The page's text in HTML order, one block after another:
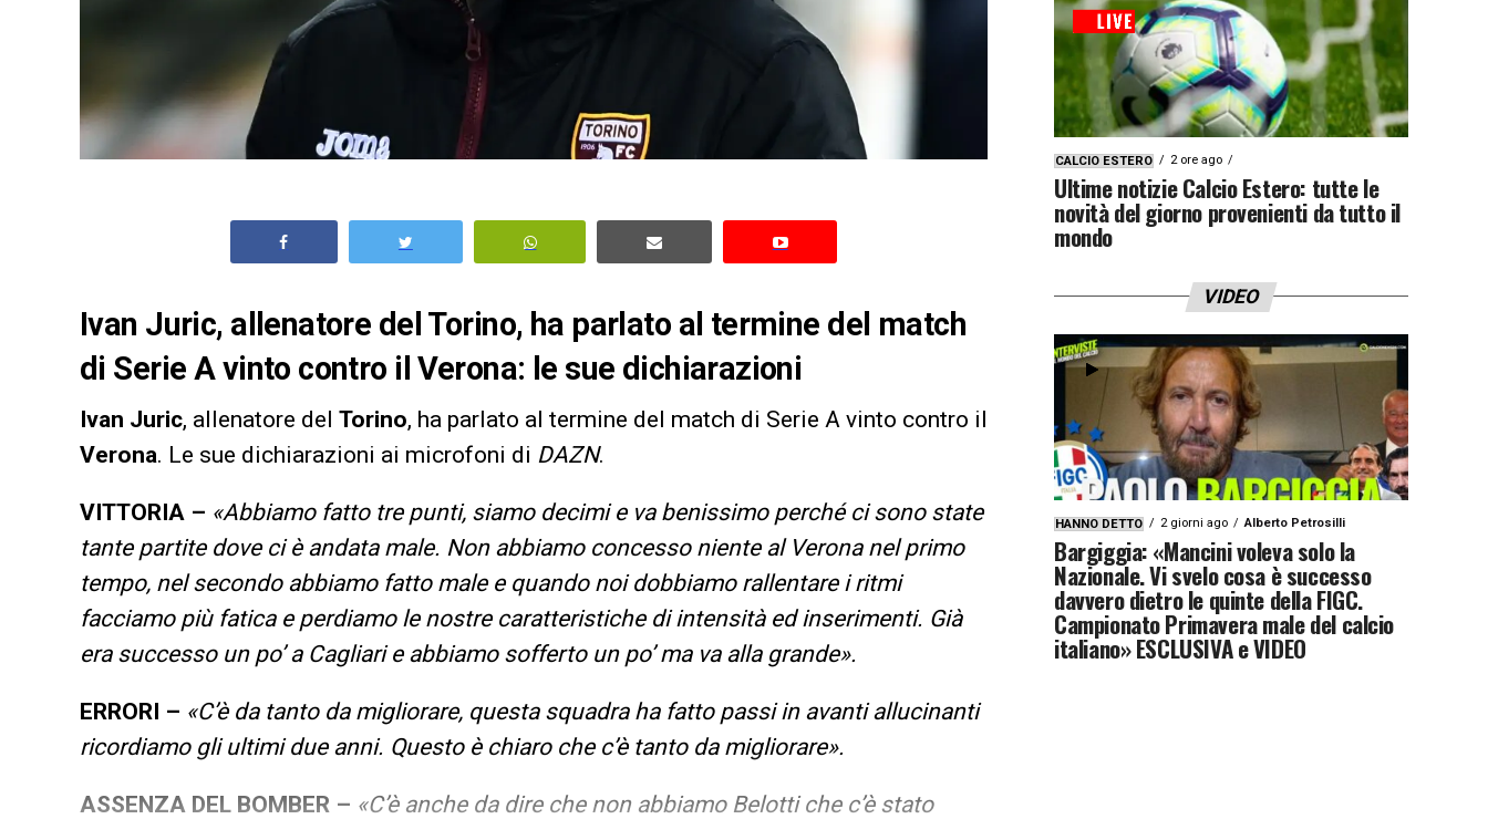
Ivan Juric, allenatore del Torino, ha parlato al termine del match
di Serie A vinto contro il Verona: le sue dichiarazioni
Ivan Juric, allenatore del Torino, ha parlato al termine del match di Serie A vinto contro il
Verona. Le sue dichiarazioni ai microfoni di DAZN.
VITTORIA – «Abbiamo fatto tre punti, siamo decimi e va benissimo perché ci sono state
tante partite dove ci è andata male. Non abbiamo concesso niente al Verona nel primo
tempo, nel secondo abbiamo fatto male e quando noi dobbiamo rallentare i ritmi
facciamo più fatica e perdiamo le nostre caratteristiche di intensità ed inserimenti. Già
era successo un po’ a Cagliari e abbiamo sofferto un po’ ma va alla grande».
ERRORI – «C’è da tanto da migliorare, questa squadra ha fatto passi in avanti allucinanti
ricordiamo gli ultimi due anni. Questo è chiaro che c’è tanto da migliorare».
ASSENZA DEL BOMBER – «C’è anche da dire che non abbiamo Belotti che c’è stato
CALCIO ESTERO 2 ore ago
Ultime notizie Calcio Estero: tutte le
novità del giorno provenienti da tutto il
mondo
VIDEO
HANNO DETTO 2 giorni ago Alberto Petrosilli
Bargiggia: «Mancini voleva solo la
Nazionale. Vi svelo cosa è successo
davvero dietro le quinte della FIGC.
Campionato Primavera male del calcio
italiano» ESCLUSIVA e VIDEO